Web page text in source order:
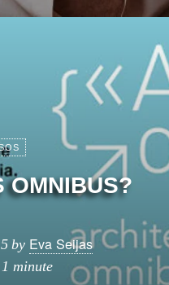
OMNIBUS?
by Eva Seijas
1 minute